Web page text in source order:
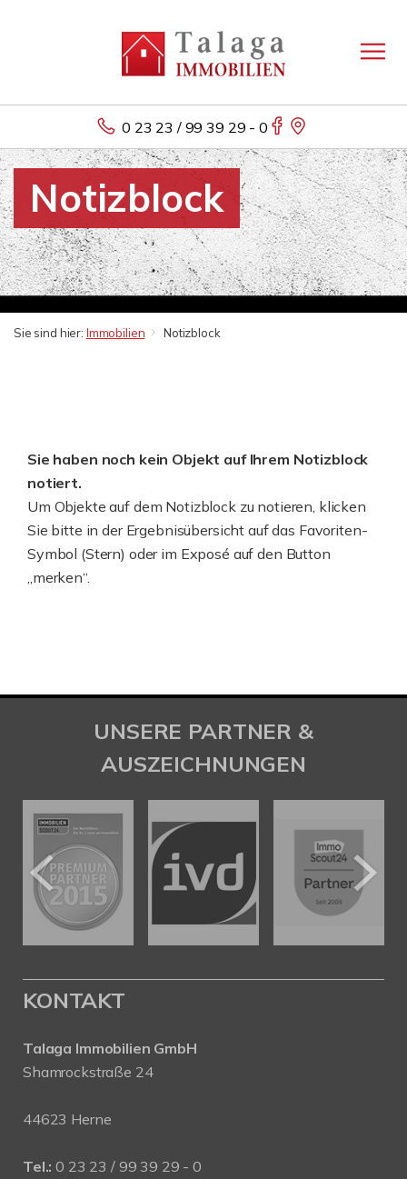
0 23 23 / 99 39 29 - 0
Notizblock
Sie sind hier: Immobilien Notizblock
Sie haben noch kein Objekt auf Ihrem Notizblock
notiert.
Um Objekte auf dem Notizblock zu notieren, klicken
Sie bitte in der Ergebnisübersicht auf das Favoriten-
Symbol (Stern) oder im Exposé auf den Button
„merken“.
UNSERE PARTNER &
AUSZEICHNUNGEN
KONTAKT
Talaga Immobilien GmbH
Shamrockstraße 24
44623 Herne
Tel.: 0 23 23 / 99 39 29 - 0